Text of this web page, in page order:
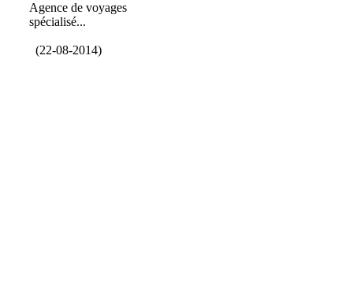
Agence de voyages
spécialisé...
(22-08-2014)